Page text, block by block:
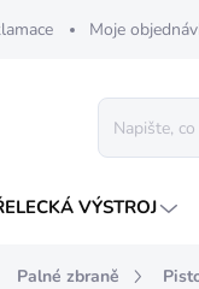
Moje
VÝSTROJ
Palné zbraně